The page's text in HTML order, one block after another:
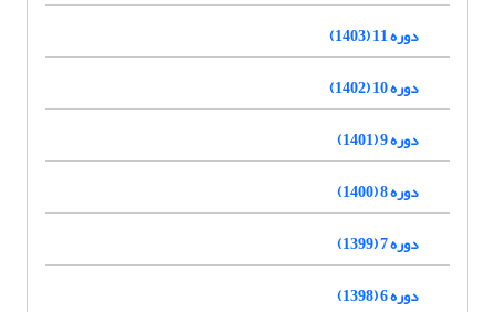
دوره 11 (1403)
دوره 10 (1402)
دوره 9 (1401)
دوره 8 (1400)
دوره 7 (1399)
دوره 6 (1398)